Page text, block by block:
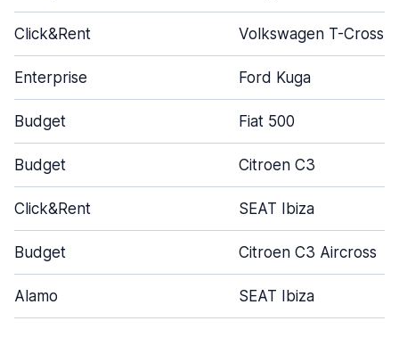
Click&Rent Volkswagen T-Cross
Enterprise Ford Kuga
Budget Fiat 500
Budget Citroen C3
Click&Rent SEAT Ibiza
Budget Citroen C3 Aircross
Alamo SEAT Ibiza